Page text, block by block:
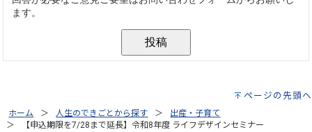
ページの先頭へ
ホーム 人生のできごとから探す
出産・子育て
【申込期限を7/28まで延長】令和8年度 ライフデザインセミナー